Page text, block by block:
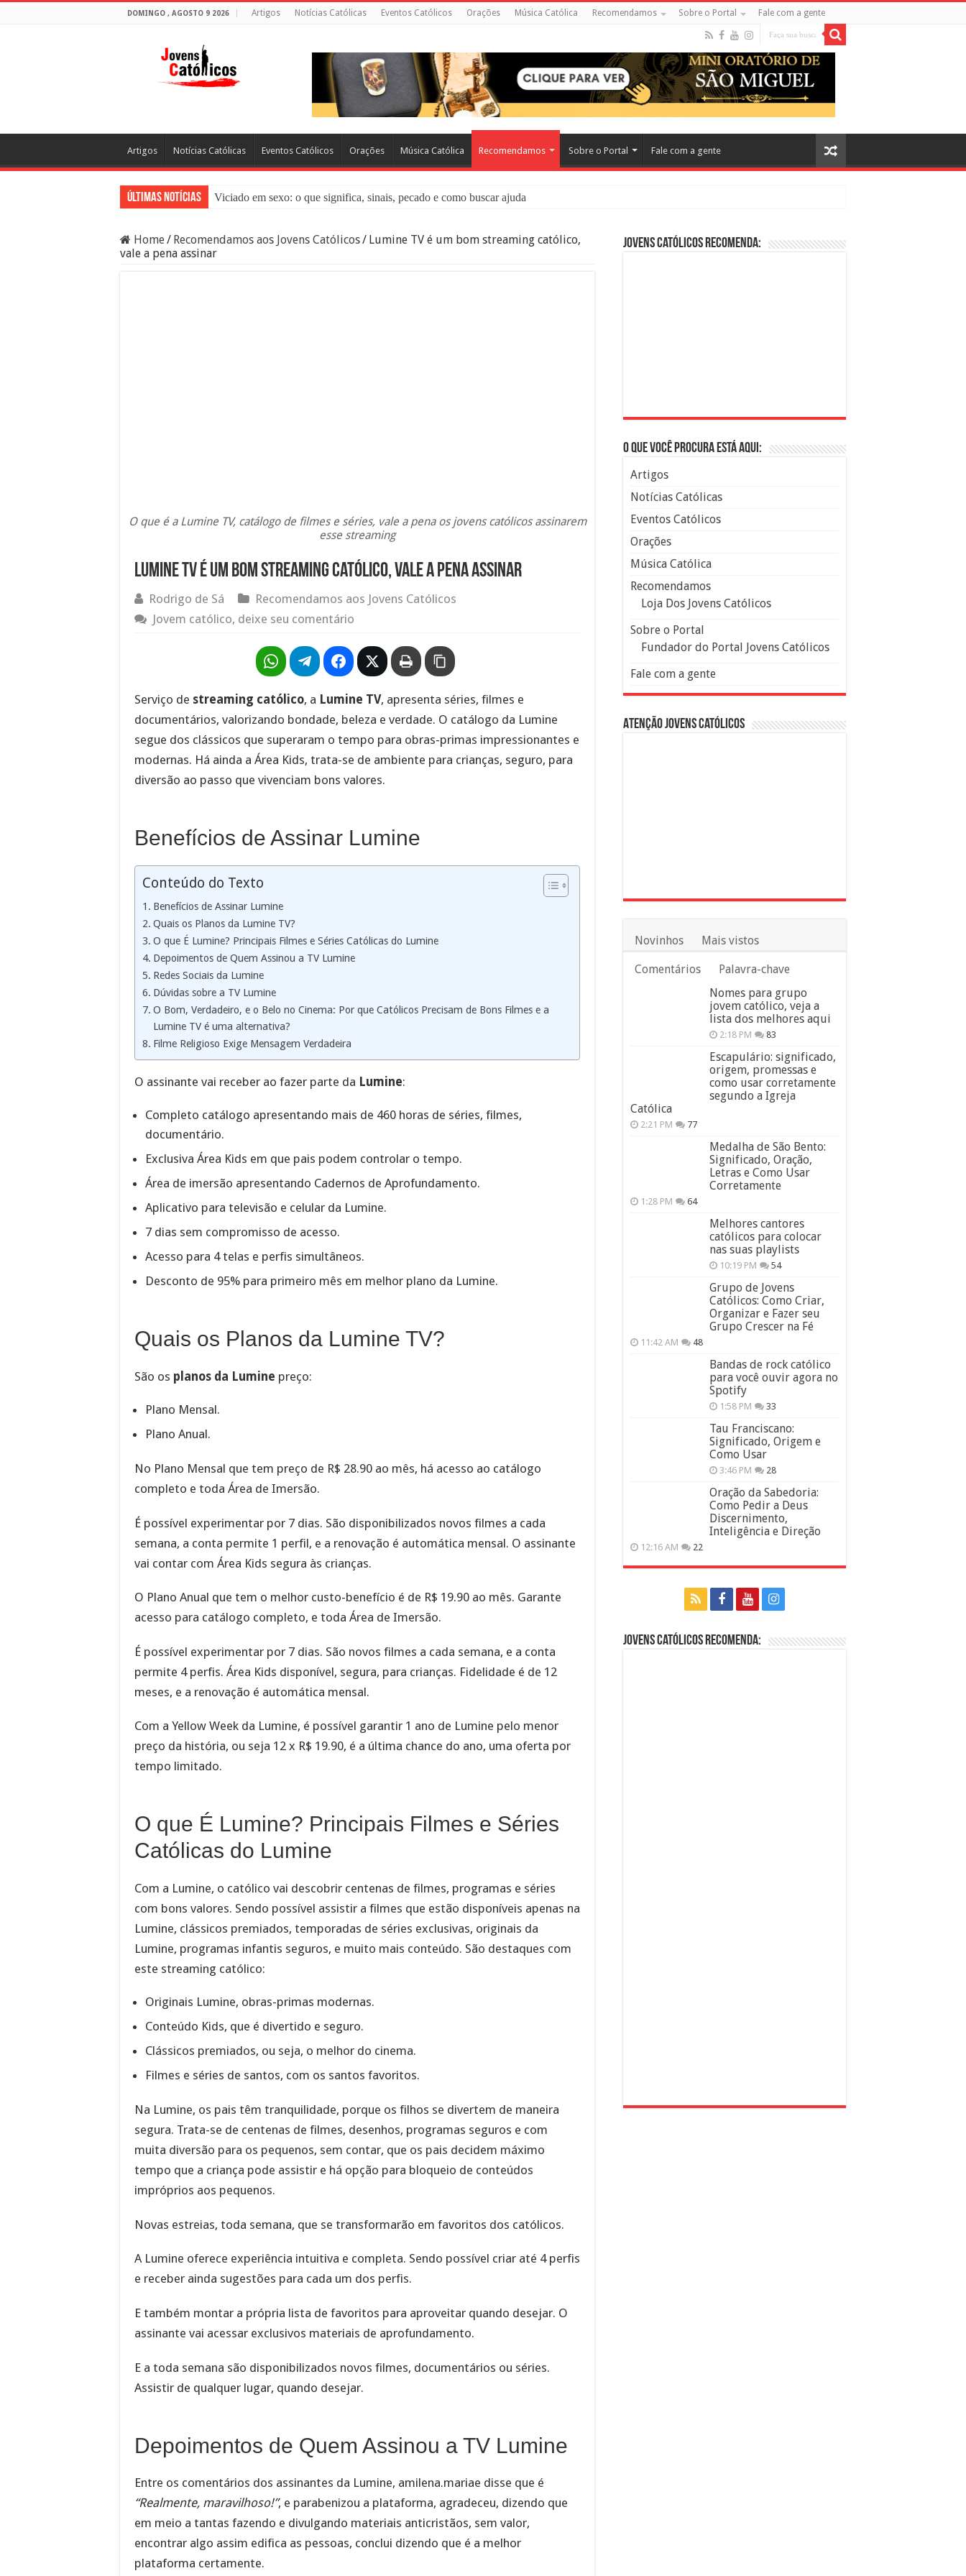
DOMINGO , AGOSTO 9 2026 Artigos Notícias Católicas Eventos Católicos Orações Música Católica Recomendamos Sobre o Portal Fale com a gente
Artigos Notícias Católicas Eventos Católicos Orações Música Católica Recomendamos Sobre o Portal Fale com a gente
Últimas Notícias
Viciado em sexo: o que significa, sinais, pecado e como buscar ajuda
Filme Sagrado Coração – Seu Reino Não Terá Fim: O Documentário Que Vai Tocar os Católicos no Cinema
Home/ Recomendamos aos Jovens Católicos/ Lumine TV é um bom streaming católico,
vale a pena assinar
O que é a Lumine TV, catálogo de filmes e séries, vale a pena os jovens católicos assinarem
esse streaming
Lumine TV é um bom streaming católico, vale a pena assinar
Rodrigo de Sá
Recomendamos aos Jovens Católicos
Jovem católico, deixe seu comentário
Serviço de streaming católico, a Lumine TV, apresenta séries, filmes e
documentários, valorizando bondade, beleza e verdade. O catálogo da Lumine
segue dos clássicos que superaram o tempo para obras-primas impressionantes e
modernas. Há ainda a Área Kids, trata-se de ambiente para crianças, seguro, para
diversão ao passo que vivenciam bons valores.
Benefícios de Assinar Lumine
Conteúdo do Texto
Benefícios de Assinar Lumine
Quais os Planos da Lumine TV?
O que É Lumine? Principais Filmes e Séries Católicas do Lumine
Depoimentos de Quem Assinou a TV Lumine
Redes Sociais da Lumine
Dúvidas sobre a TV Lumine
O Bom, Verdadeiro, e o Belo no Cinema: Por que Católicos Precisam de Bons Filmes e a
Lumine TV é uma alternativa?
Filme Religioso Exige Mensagem Verdadeira
O assinante vai receber ao fazer parte da Lumine:
Completo catálogo apresentando mais de 460 horas de séries, filmes,
documentário.
Exclusiva Área Kids em que pais podem controlar o tempo.
Área de imersão apresentando Cadernos de Aprofundamento.
Aplicativo para televisão e celular da Lumine.
7 dias sem compromisso de acesso.
Acesso para 4 telas e perfis simultâneos.
Desconto de 95% para primeiro mês em melhor plano da Lumine.
Quais os Planos da Lumine TV?
São os planos da Lumine preço:
Plano Mensal.
Plano Anual.
No Plano Mensal que tem preço de R$ 28.90 ao mês, há acesso ao catálogo
completo e toda Área de Imersão.
É possível experimentar por 7 dias. São disponibilizados novos filmes a cada
semana, a conta permite 1 perfil, e a renovação é automática mensal. O assinante
vai contar com Área Kids segura às crianças.
O Plano Anual que tem o melhor custo-benefício é de R$ 19.90 ao mês. Garante
acesso para catálogo completo, e toda Área de Imersão.
É possível experimentar por 7 dias. São novos filmes a cada semana, e a conta
permite 4 perfis. Área Kids disponível, segura, para crianças. Fidelidade é de 12
meses, e a renovação é automática mensal.
Com a Yellow Week da Lumine, é possível garantir 1 ano de Lumine pelo menor
preço da história, ou seja 12 x R$ 19.90, é a última chance do ano, uma oferta por
tempo limitado.
O que É Lumine? Principais Filmes e Séries
Católicas do Lumine
Com a Lumine, o católico vai descobrir centenas de filmes, programas e séries
com bons valores. Sendo possível assistir a filmes que estão disponíveis apenas na
Lumine, clássicos premiados, temporadas de séries exclusivas, originais da
Lumine, programas infantis seguros, e muito mais conteúdo. São destaques com
este streaming católico:
Originais Lumine, obras-primas modernas.
Conteúdo Kids, que é divertido e seguro.
Clássicos premiados, ou seja, o melhor do cinema.
Filmes e séries de santos, com os santos favoritos.
Na Lumine, os pais têm tranquilidade, porque os filhos se divertem de maneira
segura. Trata-se de centenas de filmes, desenhos, programas seguros e com
muita diversão para os pequenos, sem contar, que os pais decidem máximo
tempo que a criança pode assistir e há opção para bloqueio de conteúdos
impróprios aos pequenos.
Novas estreias, toda semana, que se transformarão em favoritos dos católicos.
A Lumine oferece experiência intuitiva e completa. Sendo possível criar até 4 perfis
e receber ainda sugestões para cada um dos perfis.
E também montar a própria lista de favoritos para aproveitar quando desejar. O
assinante vai acessar exclusivos materiais de aprofundamento.
E a toda semana são disponibilizados novos filmes, documentários ou séries.
Assistir de qualquer lugar, quando desejar.
Depoimentos de Quem Assinou a TV Lumine
Entre os comentários dos assinantes da Lumine, amilena.mariae disse que é
“Realmente, maravilhoso!”, e parabenizou a plataforma, agradeceu, dizendo que
em meio a tantas fazendo e divulgando materiais anticristãos, sem valor,
encontrar algo assim edifica as pessoas, conclui dizendo que é a melhor
plataforma certamente.
Jovens Católicos Recomenda:
O que você procura está aqui:
Artigos
Notícias Católicas
Eventos Católicos
Orações
Música Católica
Recomendamos
Loja Dos Jovens Católicos
Sobre o Portal
Fundador do Portal Jovens Católicos
Fale com a gente
Atenção Jovens Católicos
Novinhos Mais vistos
Comentários
Palavra-chave
Nomes para grupo
jovem católico, veja a
lista dos melhores aqui
2:18 PM 83
Escapulário: significado,
origem, promessas e
como usar corretamente
segundo a Igreja
Católica
2:21 PM 77
Medalha de São Bento:
Significado, Oração,
Letras e Como Usar
Corretamente
1:28 PM 64
Melhores cantores
católicos para colocar
nas suas playlists
10:19 PM 54
Grupo de Jovens
Católicos: Como Criar,
Organizar e Fazer seu
Grupo Crescer na Fé
11:42 AM 48
Bandas de rock católico
para você ouvir agora no
Spotify
1:58 PM 33
Tau Franciscano:
Significado, Origem e
Como Usar
3:46 PM 28
Oração da Sabedoria:
Como Pedir a Deus
Discernimento,
Inteligência e Direção
12:16 AM 22
Jovens Católicos Recomenda: